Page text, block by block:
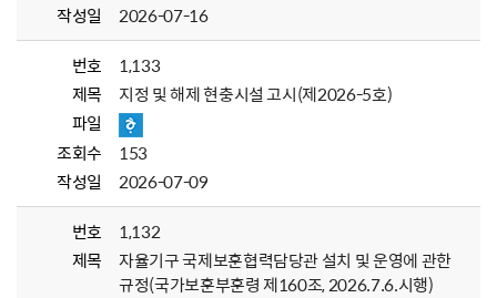
작성일
2026-07-16
번호
1,133
제목
지정 및 해제 현충시설 고시(제2026-5호)
파일
조회수
153
작성일
2026-07-09
번호
1,132
제목
자율기구 국제보훈협력담당관 설치 및 운영에 관한
규정(국가보훈부훈령 제160조, 2026.7.6.시행)